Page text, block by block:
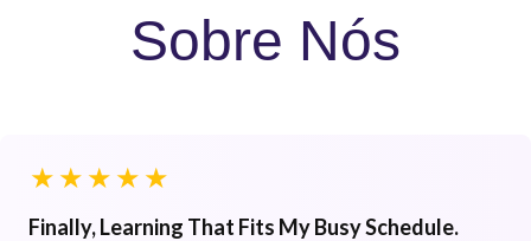
Sobre Nós
★ ★ ★ ★ ★
Finally, Learning That Fits My Busy Schedule.